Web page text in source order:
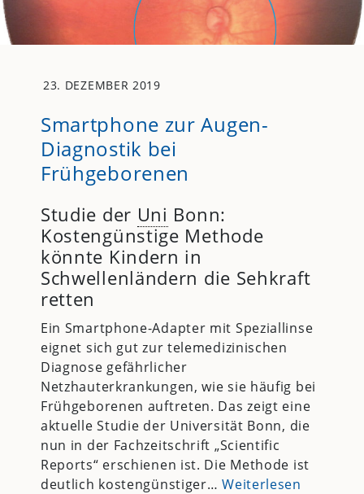
23. DEZEMBER 2019
Smartphone zur Augen-
Diagnostik bei
Frühgeborenen
Studie der Uni Bonn:
Kostengünstige Methode
könnte Kindern in
Schwellenländern die Sehkraft
retten
Ein Smartphone-Adapter mit Speziallinse
eignet sich gut zur telemedizinischen
Diagnose gefährlicher
Netzhauterkrankungen, wie sie häufig bei
Frühgeborenen auftreten. Das zeigt eine
aktuelle Studie der Universität Bonn, die
nun in der Fachzeitschrift „Scientific
Reports“ erschienen ist. Die Methode ist
deutlich kostengünstiger…Weiterlesen